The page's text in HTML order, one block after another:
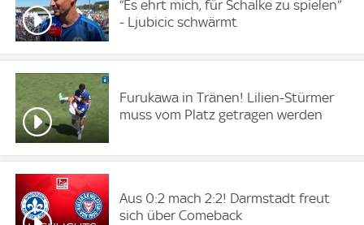
“Es ehrt mich, für Schalke zu spielen“
- Ljubicic schwärmt
Furukawa in Tränen! Lilien-Stürmer
muss vom Platz getragen werden
Aus 0:2 mach 2:2! Darmstadt freut
sich über Comeback